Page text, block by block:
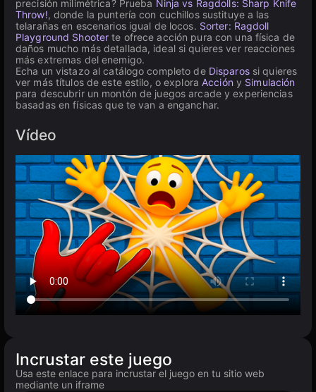
precisión milimétrica? Prueba Ninja vs Ragdolls: Sharp Knife
Throw!, donde la puntería con cuchillos sustituye a las
telarañas en escenarios igual de locos. Sorter: Ragdoll
Playground Shooter te ofrece acción pura con una física de
daños mucho más detallada, ideal si quieres ver reacciones
más extremas del enemigo.
Echa un vistazo al catálogo completo de Disparossi quieres
ver más títulos de este estilo, o exploraAcción y Simulación
para descubrir un montón de juegos arcade y experiencias
basadas en físicas que te van a enganchar.
Vídeo
Incrustar este juego
Usa este enlace para incrustar el juego en tu sitio web
mediante un iframe